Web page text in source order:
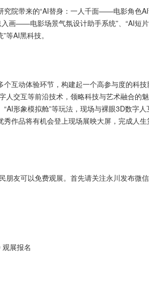
究院带来的“AI替身：一人千面——电影角色
入画——电影场景气氛设计助手系统”、“AI
AI黑科技。
个互动体验环节，构建起一个高参与度的科
人交互等前沿技术，领略科技与艺术融合的
“AI形象模拟舱”等玩法，现场与裸眼3D数字
作品将有机会登上现场展映大屏，完成人生
友可以免费观展。首先请关注永川发布微
展报名